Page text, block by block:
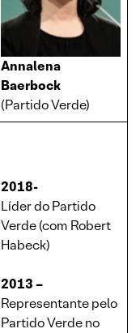
Annalena
Baerbock
(Partido Verde)
2018-
Líder do Partido
Verde (com Robert
Habeck)
2013 –
Representante pelo
Partido Verde no